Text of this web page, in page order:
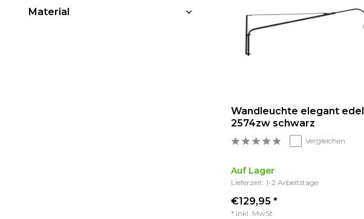
Material
Wandleuchte elegant edel
2574zw schwarz
Vergleichen
Auf Lager
Lieferzeit: 1-2 Arbeitstage
€129,95 *
* Inkl. MwSt.